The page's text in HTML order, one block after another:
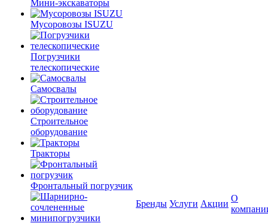
Мини-экскаваторы
Мусоровозы ISUZU
Погрузчики
телескопические
Самосвалы
Строительное
оборудование
Тракторы
Фронтальный погрузчик
Бренды Услуги Акции
О